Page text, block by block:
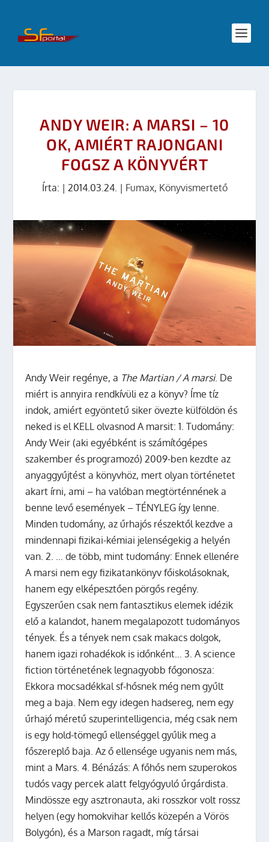
ANDY WEIR: A MARSI – 10
OK, AMIÉRT RAJONGANI
FOGSZ A KÖNYVÉRT
Írta: | 2014.03.24. | Fumax, Könyvismertető
Andy Weir regénye, a The Martian / A marsi. De
miért is annyira rendkívüli ez a könyv? Íme tíz
indok, amiért egyöntetű siker övezte külföldön és
neked is el KELL olvasnod A marsit: 1. Tudomány:
Andy Weir (aki egyébként is számítógépes
szakember és programozó) 2009-ben kezdte az
anyaggyűjtést a könyvhöz, mert olyan történetet
akart írni, ami – ha valóban megtörténnének a
benne levő események – TÉNYLEG így lenne.
Minden tudomány, az űrhajós részektől kezdve a
mindennapi fizikai-kémiai jelenségekig a helyén
van. 2. … de több, mint tudomány: Ennek ellenére
A marsi nem egy fizikatankönyv főiskolásoknak,
hanem egy elképesztően pörgős regény.
Egyszerűen csak nem fantasztikus elemek idézik
elő a kalandot, hanem megalapozott tudományos
tények. És a tények nem csak makacs dolgok,
hanem igazi rohadékok is időnként… 3. A science
fiction történetének legnagyobb főgonosza:
Ekkora mocsadékkal sf-hősnek még nem gyűlt
meg a baja. Nem egy idegen hadsereg, nem egy
űrhajó méretű szuperintelligencia, még csak nem
is egy hold-tömegű ellenséggel gyűlik meg a
főszereplő baja. Az ő ellensége ugyanis nem más,
mint a Mars. 4. Bénázás: A főhős nem szuperokos
tudós vagy percek alatt felgyógyuló űrgárdista.
Mindössze egy asztronauta, aki rosszkor volt rossz
helyen (egy homokvihar kellős közepén a Vörös
Bolygón), és a Marson ragadt, míg társai